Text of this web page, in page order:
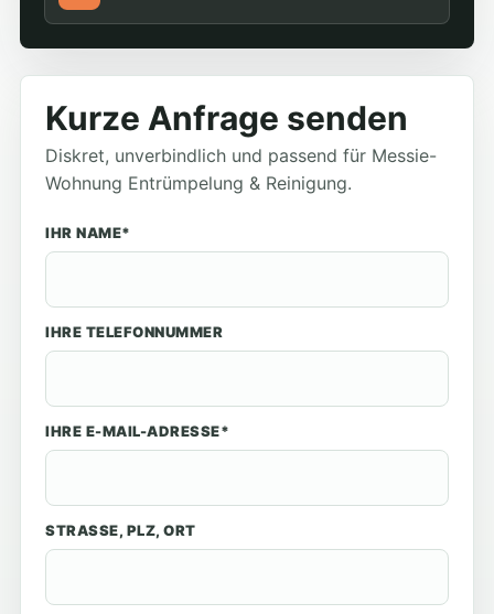
Kurze Anfrage senden
Diskret, unverbindlich und passend für Messie-
Wohnung Entrümpelung & Reinigung.
IHR NAME*
IHRE TELEFONNUMMER
IHRE E-MAIL-ADRESSE*
STRASSE, PLZ, ORT